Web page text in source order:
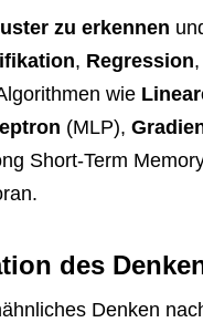
zu erkennen
, Regression,
wie
(MLP),
Short-Term
des
Denken